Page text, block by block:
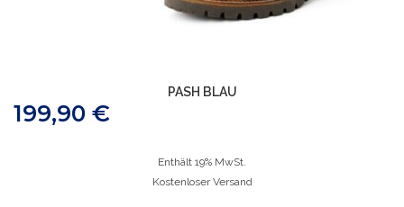
PASH BLAU
199,90 €
Enthält 19% MwSt.
Kostenloser Versand